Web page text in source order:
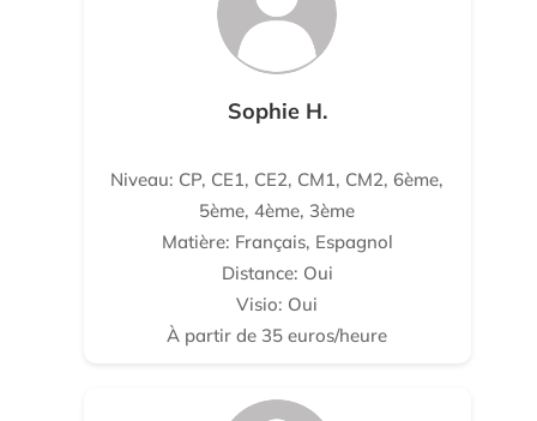
Sophie H.
Niveau: CP, CE1, CE2, CM1, CM2, 6ème,
5ème, 4ème, 3ème
Matière: Français, Espagnol
Distance: Oui
Visio: Oui
À partir de 35 euros/heure